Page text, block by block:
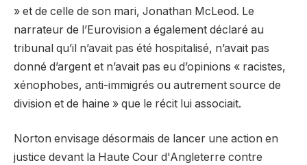
» et de celle de son mari, Jonathan McLeod. Le
narrateur de l’Eurovision a également déclaré au
tribunal qu’il n’avait pas été hospitalisé, n’avait pas
donné d’argent et n’avait pas eu d’opinions « racistes,
xénophobes, anti-immigrés ou autrement source de
division et de haine » que le récit lui associait.
Norton envisage désormais de lancer une action en
justice devant la Haute Cour d'Angleterre contre